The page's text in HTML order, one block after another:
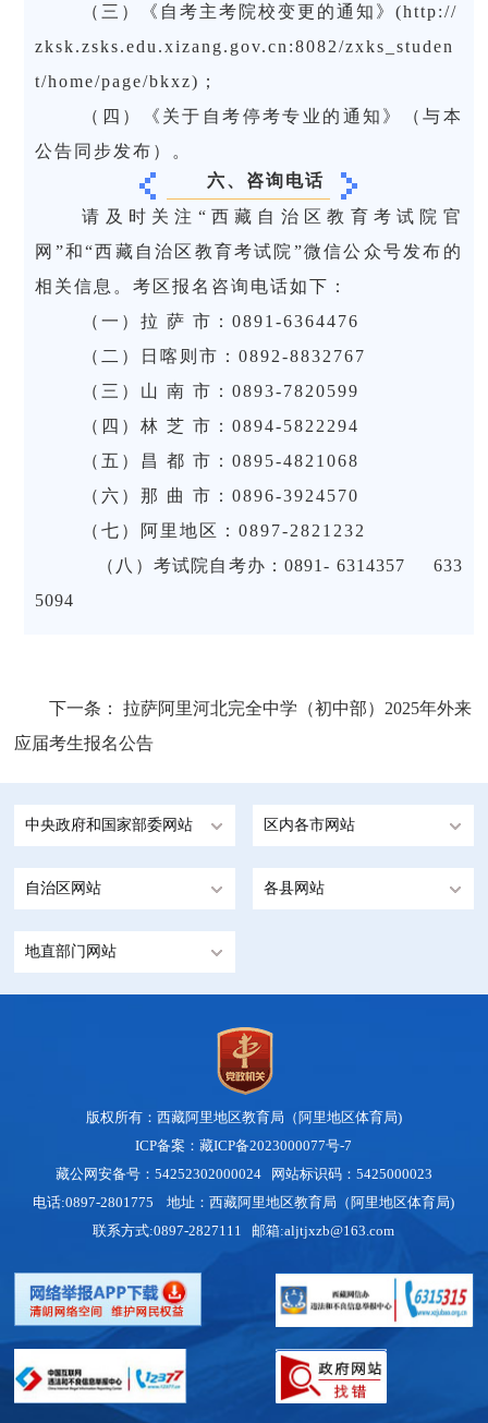
（三）《自考主考院校变更的通知》(http://
zksk.zsks.edu.xizang.gov.cn:8082/zxks_studen
t/home/page/bkxz)；
（四）《关于自考停考专业的通知》（与本
公告同步发布）。
六、咨询电话
请及时关注“西藏自治区教育考试院官
网”和“西藏自治区教育考试院”微信公众号发布的
相关信息。考区报名咨询电话如下：
（一）拉 萨 市：0891-6364476
（二）日喀则市：0892-8832767
（三）山 南 市：0893-7820599
（四）林 芝 市：0894-5822294
（五）昌 都 市：0895-4821068
（六）那 曲 市：0896-3924570
（七）阿里地区：0897-2821232
（八）考试院自考办：0891- 6314357 633
5094
下一条：
拉萨阿里河北完全中学（初中部）2025年外来
应届考生报名公告
中央政府和国家部委网站 区内各市网站
自治区网站 各县网站
地直部门网站
版权所有：西藏阿里地区教育局（阿里地区体育局)
ICP备案：藏ICP备2023000077号-7
藏公网安备号：54252302000024网站标识码：5425000023
电话:0897-2801775 地址：西藏阿里地区教育局（阿里地区体育局)
联系方式:0897-2827111 邮箱:aljtjxzb@163.com